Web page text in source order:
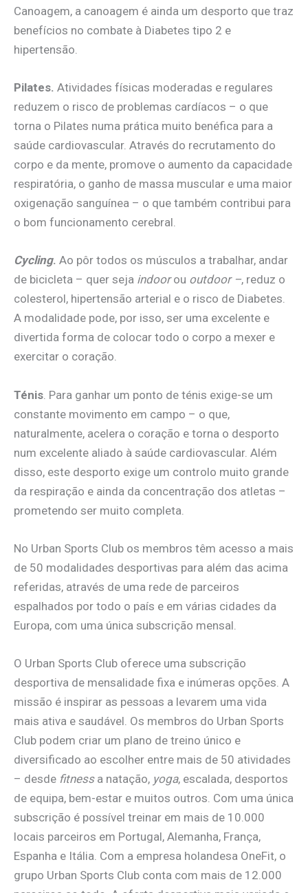
Canoagem, a canoagem é ainda um desporto que traz
benefícios no combate à Diabetes tipo 2 e
hipertensão.
Pilates. Atividades físicas moderadas e regulares
reduzem o risco de problemas cardíacos – o que
torna o Pilates numa prática muito benéfica para a
saúde cardiovascular. Através do recrutamento do
corpo e da mente, promove o aumento da capacidade
respiratória, o ganho de massa muscular e uma maior
oxigenação sanguínea – o que também contribui para
o bom funcionamento cerebral.
Cycling. Ao pôr todos os músculos a trabalhar, andar
de bicicleta – quer seja indoorou outdoor –, reduz o
colesterol, hipertensão arterial e o risco de Diabetes.
A modalidade pode, por isso, ser uma excelente e
divertida forma de colocar todo o corpo a mexer e
exercitar o coração.
Ténis . Para ganhar um ponto de ténis exige-se um
constante movimento em campo – o que,
naturalmente, acelera o coração e torna o desporto
num excelente aliado à saúde cardiovascular. Além
disso, este desporto exige um controlo muito grande
da respiração e ainda da concentração dos atletas –
prometendo ser muito completa.
No Urban Sports Club os membros têm acesso a mais
de 50 modalidades desportivas para além das acima
referidas, através de uma rede de parceiros
espalhados por todo o país e em várias cidades da
Europa, com uma única subscrição mensal.
O Urban Sports Club oferece uma subscrição
desportiva de mensalidade fixa e inúmeras opções. A
missão é inspirar as pessoas a levarem uma vida
mais ativa e saudável. Os membros do Urban Sports
Club podem criar um plano de treino único e
diversificado ao escolher entre mais de 50 atividades
– desde fitnessa natação, yoga, escalada, desportos
de equipa, bem-estar e muitos outros. Com uma única
subscrição é possível treinar em mais de 10.000
locais parceiros em Portugal, Alemanha, França,
Espanha e Itália. Com a empresa holandesa OneFit, o
grupo Urban Sports Club conta com mais de 12.000